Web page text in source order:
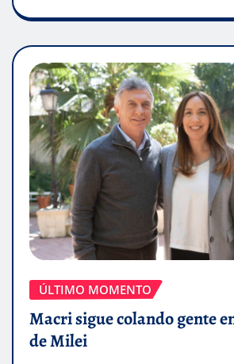
ÚLTIMO MOMENTO
Macri sigue colando gente
de Milei